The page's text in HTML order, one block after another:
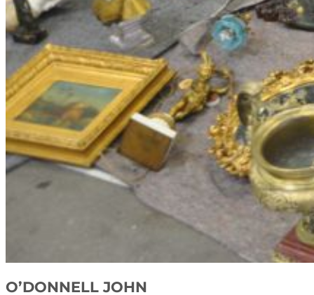
O’DONNELL JOHN